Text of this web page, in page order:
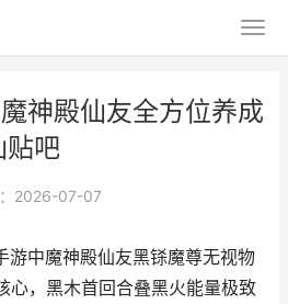
神殿仙友全方位养成
贴吧
2026-07-07
游中魔神殿仙友黑铩魔尊无视物
心，黑木首回合叠黑火能量极致